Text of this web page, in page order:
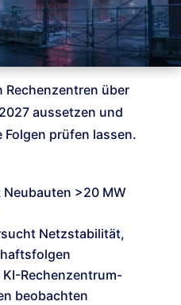
Rechenzentren über
aussetzen und
prüfen lassen.
>20 MW
Netzstabilität,
Rechenzentrum-
beobachten